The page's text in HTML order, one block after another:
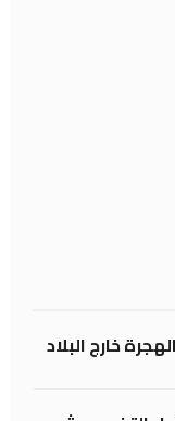
خارج البلاد